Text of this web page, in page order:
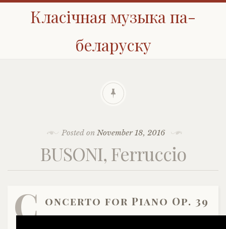
Класічная музыка па-
беларуску
Posted on November 18, 2016
BUSONI, Ferruccio
C oncerto for Piano Op. 39